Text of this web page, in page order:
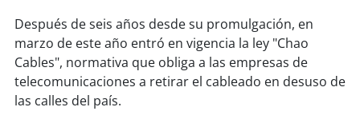
soyiquique
soycalama
soyantofagasta
Después de seis años desde su promulgación, en
marzo de este año entró en vigencia la ley "Chao
Cables", normativa que obliga a las empresas de
telecomunicaciones a retirar el cableado en desuso de
las calles del país.